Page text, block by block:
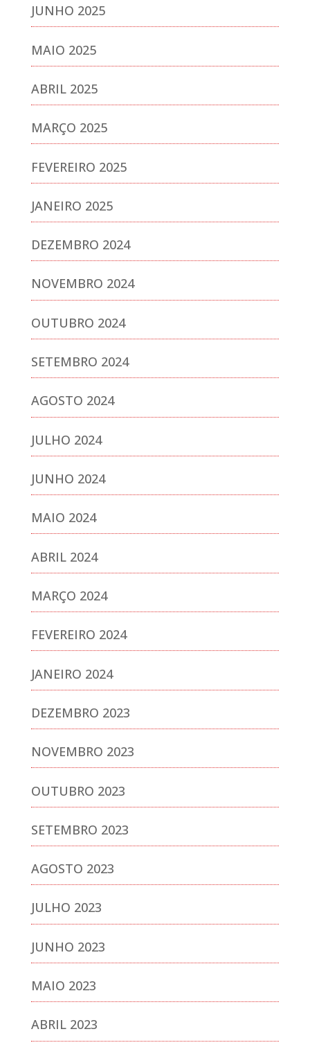
JUNHO 2025
MAIO 2025
ABRIL 2025
MARÇO 2025
FEVEREIRO 2025
JANEIRO 2025
DEZEMBRO 2024
NOVEMBRO 2024
OUTUBRO 2024
SETEMBRO 2024
AGOSTO 2024
JULHO 2024
JUNHO 2024
MAIO 2024
ABRIL 2024
MARÇO 2024
FEVEREIRO 2024
JANEIRO 2024
DEZEMBRO 2023
NOVEMBRO 2023
OUTUBRO 2023
SETEMBRO 2023
AGOSTO 2023
JULHO 2023
JUNHO 2023
MAIO 2023
ABRIL 2023